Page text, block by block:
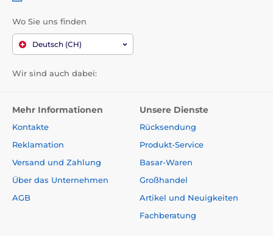
Wo Sie uns finden
Deutsch (CH)
Wir sind auch dabei:
Mehr Informationen
Kontakte
Reklamation
Versand und Zahlung
Über das Unternehmen
AGB
Unsere Dienste
Rücksendung
Produkt-Service
Basar-Waren
Großhandel
Artikel und Neuigkeiten
Fachberatung